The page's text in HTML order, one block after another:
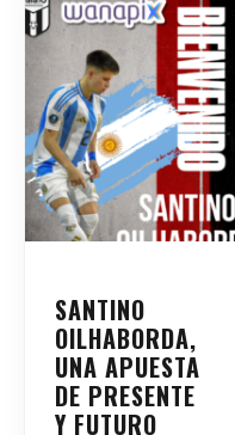
SANTINO
OILHABORDA,
UNA APUESTA
DE PRESENTE
Y FUTURO